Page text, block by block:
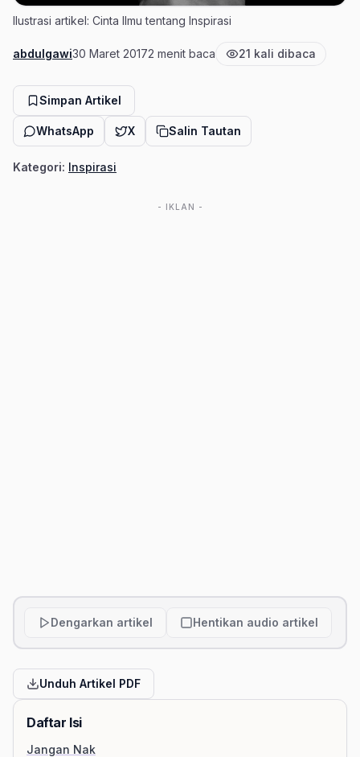
Ilustrasi artikel: Cinta Ilmu tentang Inspirasi
Penulis
abdulgawiTanggal terbit
30 Maret 2017Estimasi waktu baca
2 menit baca Jumlah pembaca
21 kali dibaca
Simpan Artikel
WhatsApp X Salin Tautan
Kategori: Inspirasi
- IKLAN -
Dengarkan artikel Hentikan audio artikel
Unduh Artikel PDF
Daftar Isi
Jangan Nak